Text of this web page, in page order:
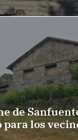
de
los